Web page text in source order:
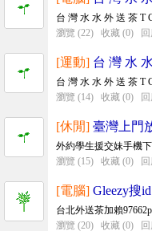
台 灣 水 水 外 送 茶 T
瀏覽 (22)
收藏 (0)
[運動] 台 灣 水
台 灣 水 水 外 送 茶 T
瀏覽 (14)
收藏 (0)
[休閒] 臺灣上門
外約學生援交妹手機下
瀏覽 (15)
收藏 (0)
[電腦] Gleezy搜
台北外送茶加賴
瀏覽 (20)
收藏 (0)